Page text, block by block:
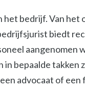
het bedrijf. Van het
biedt
aangenomen
bepaalde takken
advocaat of een